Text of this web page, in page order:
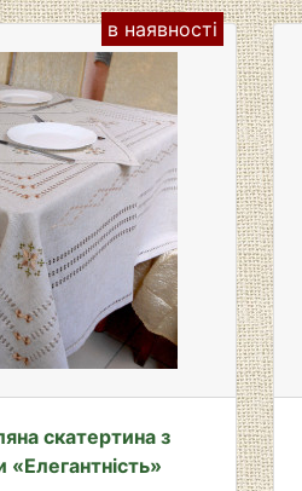
в наявності
скатертина з